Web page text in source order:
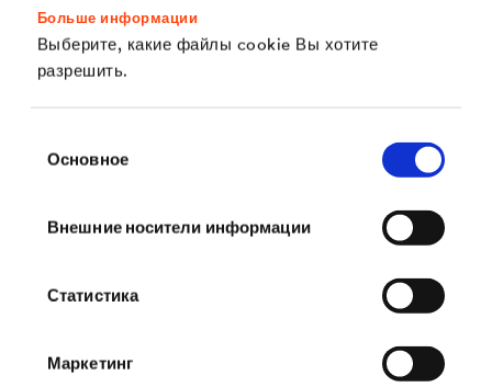
Больше информации
Выберите, какие файлы cookie Вы хотите
разрешить.
согласия
Основное
Внешние носители информации
Статистика
Маркетинг
изоляции скатных крыш. Вебинар
Подробне о специфике применения мембран по